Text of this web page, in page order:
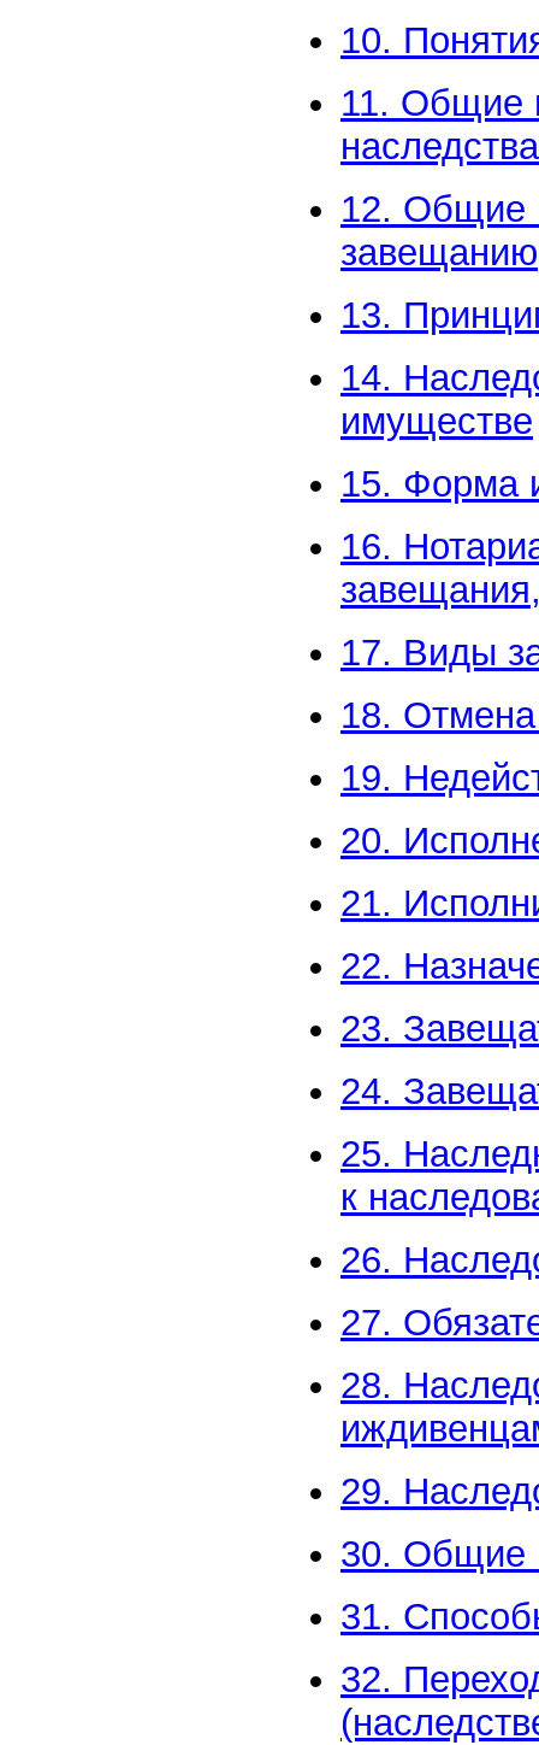
10.
11. Общие
наследства
12. Общие
завещанию
13.
14.
имуществе
15. Форма
16.
17. Виды
18.
19.
20.
21.
22.
23.
24.
25.
к
26.
27.
28.
29.
30. Общие
31.
32.